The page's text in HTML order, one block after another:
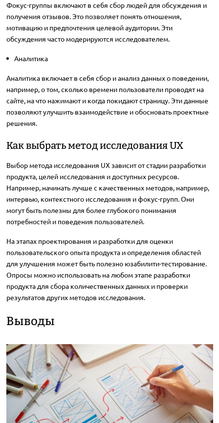
Фокус-группы включают в себя сбор людей для обсуждения и
получения отзывов. Это позволяет понять отношения,
мотивацию и предпочтения целевой аудитории. Эти
обсуждения часто модерируются исследователем.
Аналитика
Аналитика включает в себя сбор и анализ данных о поведении,
например, о том, сколько времени пользователи проводят на
сайте, на что нажимают и когда покидают страницу. Эти данные
позволяют улучшить взаимодействие и обосновать проектные
решения.
Как выбрать метод исследования UX
Выбор метода исследования UX зависит от стадии разработки
продукта, целей исследования и доступных ресурсов.
Например, начинать лучше с качественных методов, например,
интервью, контекстного исследования и фокус-групп. Они
могут быть полезны для более глубокого понимания
потребностей и поведения пользователей.
На этапах проектирования и разработки для оценки
пользовательского опыта продукта и определения областей
для улучшения может быть полезно юзабилити-тестирование.
Опросы можно использовать на любом этапе разработки
продукта для сбора количественных данных и проверки
результатов других методов исследования.
Выводы